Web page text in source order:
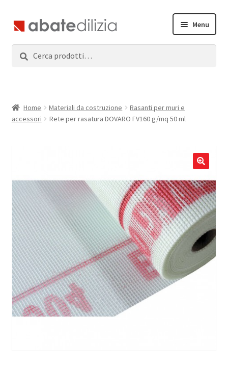
Vai
alla
navigazione
Vai
al
contenuto
Menu
Servizi
Accedi
Registrati
Home Materiali da costruzione
Rasanti per muri e
accessori
Rete per rasatura DOVARO FV160 g/mq 50 ml